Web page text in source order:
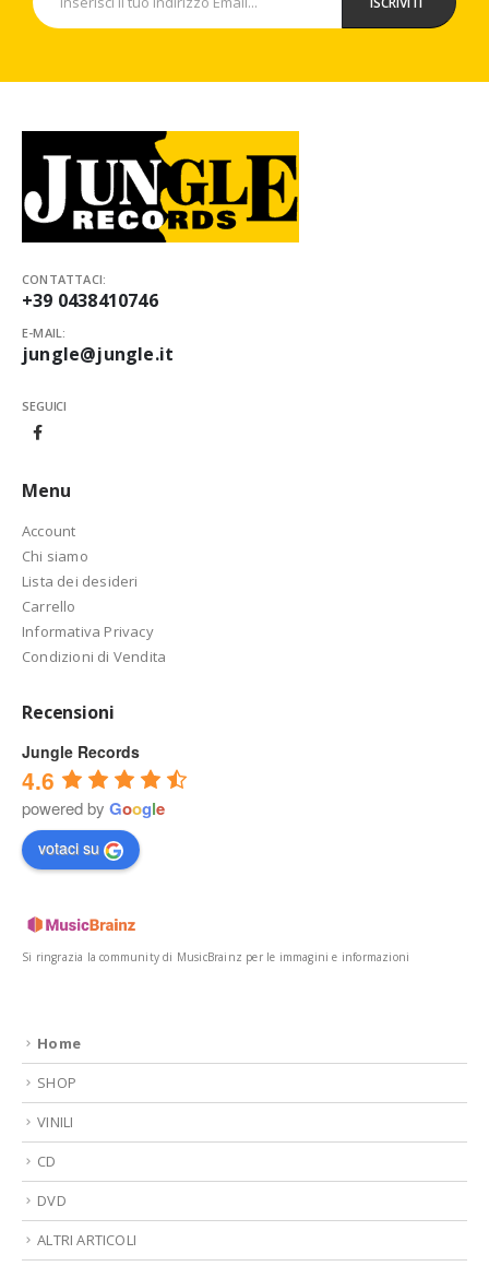
CONTATTACI:
+39 0438410746
E-MAIL:
jungle@jungle.it
SEGUICI
Menu
Account
Chi siamo
Lista dei desideri
Carrello
Informativa Privacy
Condizioni di Vendita
Recensioni
Jungle Records
4.6
powered by Google
votaci su
Si ringrazia la community di MusicBrainz per le immagini e informazioni
Home
SHOP
VINILI
CD
DVD
ALTRI ARTICOLI